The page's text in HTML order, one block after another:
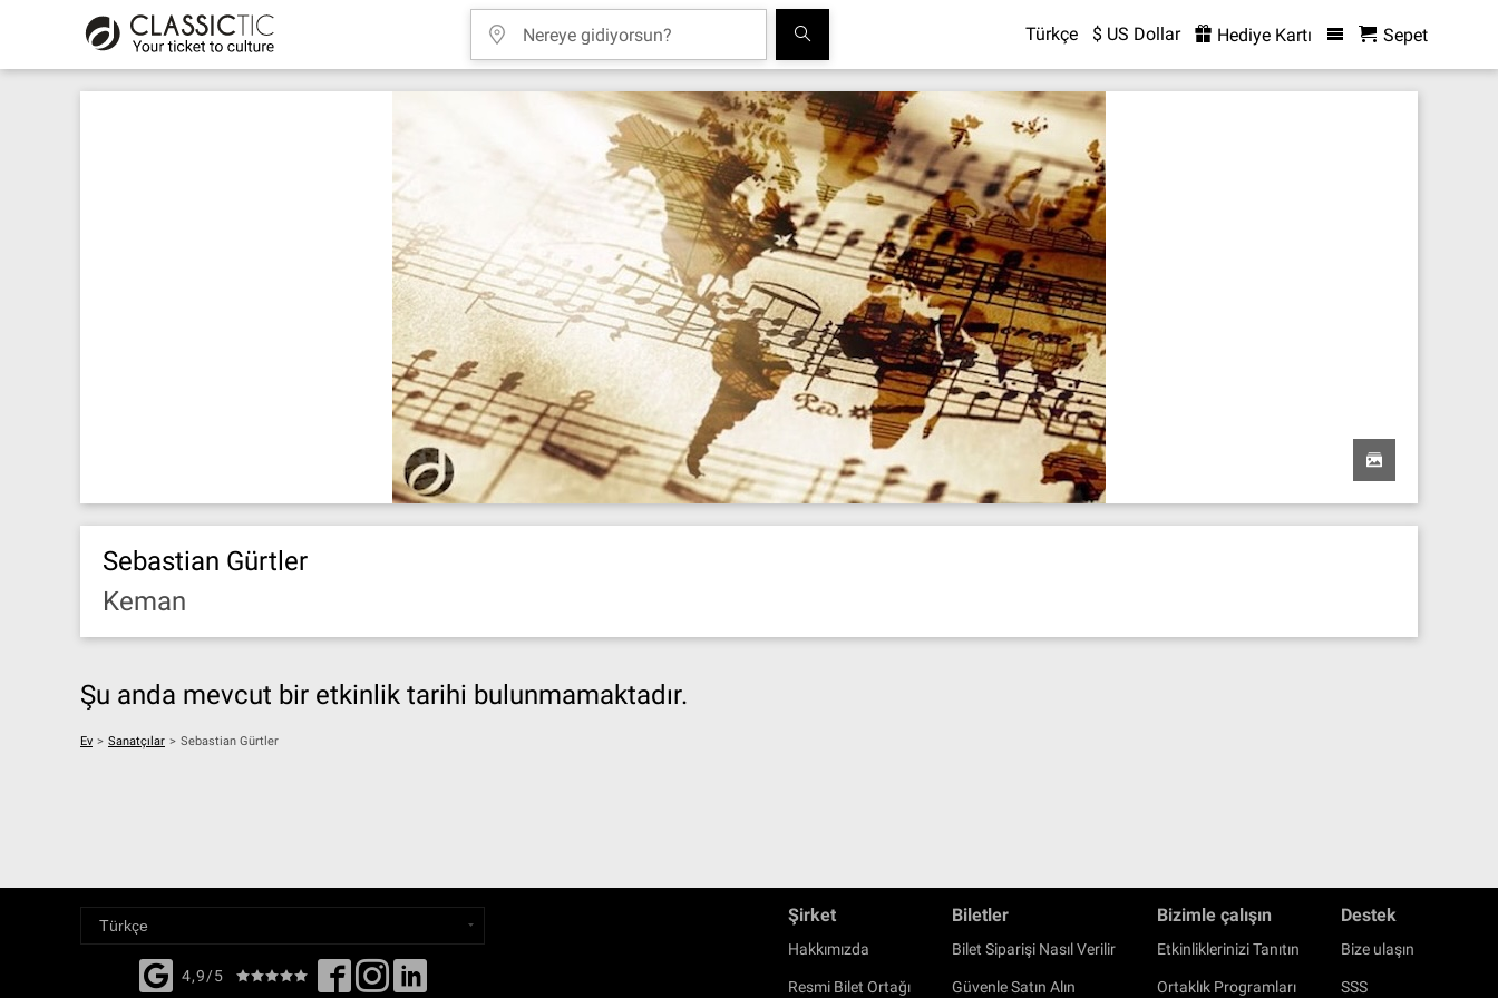
Türkçe $ US Dollar Hediye Kartı Sepet
Sebastian Gürtler
Keman
Şu anda mevcut bir etkinlik tarihi bulunmamaktadır.
Ev > Sanatçılar > Sebastian Gürtler
4,9/5
Şirket
Hakkımızda
Resmi Bilet Ortağı
Biletler
Bilet Siparişi Nasıl Verilir
Güvenle Satın Alın
Bizimle çalışın
Etkinliklerinizi Tanıtın
Ortaklık Programları
Destek
Bize ulaşın
SSS